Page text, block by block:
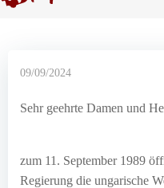
09/09/2024
Sehr geehrte Damen und
zum 11. September 1989
Regierung die ungarische